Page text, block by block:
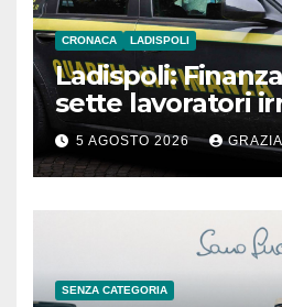
CRONACA LADISPOLI
Ladispoli:
sette lavoratori
5 AGOSTO 2026
SENZA CATEGORIA